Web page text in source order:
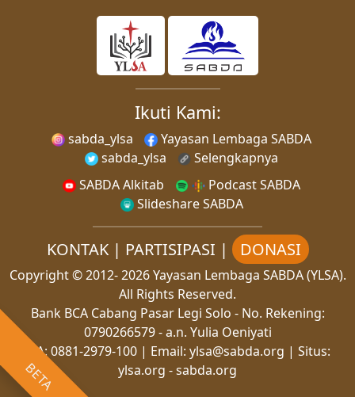
BETA
Ikuti Kami:
sabda_ylsa
Yayasan Lembaga SABDA
sabda_ylsa
Selengkapnya
SABDA Alkitab
Podcast SABDA
Slideshare SABDA
KONTAK| PARTISIPASI | DONASI
Copyright© 2012-2026Yayasan Lembaga SABDA (YLSA).
All Rights Reserved.
Bank BCA Cabang Pasar Legi Solo - No. Rekening:
0790266579 - a.n. Yulia Oeniyati
WA: 0881-2979-100| Email: ylsa@sabda.org | Situs:
ylsa.org -sabda.org